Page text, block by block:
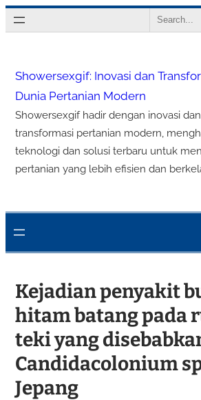
Lewati
ke
Search
Showersexgif: Inovasi dan
Dunia Pertanian Modern
Showersexgif hadir dengan inovasi dan
transformasi pertanian modern,
teknologi dan solusi terbaru untuk
pertanian yang lebih efisien dan
Kejadian penyakit
hitam batang pada
teki yang
Candidacolonium
Jepang